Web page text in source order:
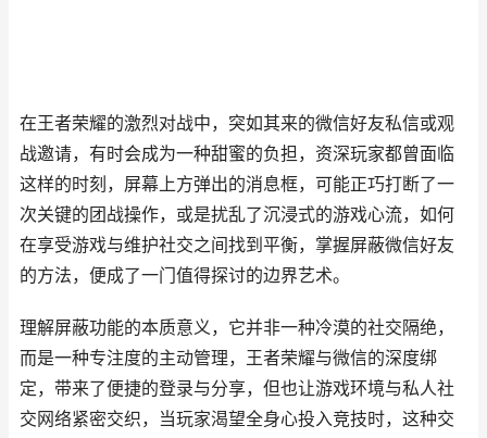
在王者荣耀的激烈对战中，突如其来的微信好友私信或观
战邀请，有时会成为一种甜蜜的负担，资深玩家都曾面临
这样的时刻，屏幕上方弹出的消息框，可能正巧打断了一
次关键的团战操作，或是扰乱了沉浸式的游戏心流，如何
在享受游戏与维护社交之间找到平衡，掌握屏蔽微信好友
的方法，便成了一门值得探讨的边界艺术。
理解屏蔽功能的本质意义，它并非一种冷漠的社交隔绝，
而是一种专注度的主动管理，王者荣耀与微信的深度绑
定，带来了便捷的登录与分享，但也让游戏环境与私人社
交网络紧密交织，当玩家渴望全身心投入竞技时，这种交